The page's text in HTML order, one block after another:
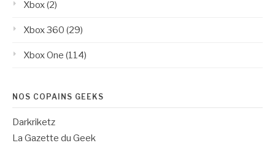
Xbox(2)
Xbox 360 (29)
Xbox One (114)
NOS COPAINS GEEKS
Darkriketz
La Gazette du Geek